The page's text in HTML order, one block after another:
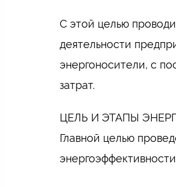
С этой целью
деятельности
энергоносители, с
затрат.
ЦЕЛЬ И ЭТАПЫ
Главной целью